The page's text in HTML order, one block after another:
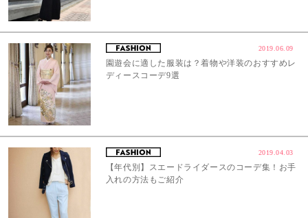
2019.06.09
園遊会に適した服装は？着物や洋装のおすすめレ
ディースコーデ9選
2019.04.03
【年代別】スエードライダースのコーデ集！お手
入れの方法もご紹介